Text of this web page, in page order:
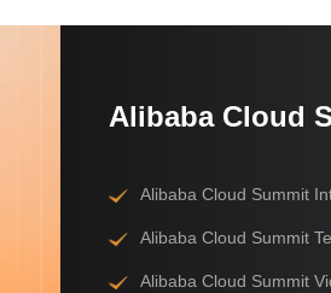
Alibaba Cloud
Alibaba Cloud Summit
Alibaba Cloud Summit
Alibaba Cloud Summit